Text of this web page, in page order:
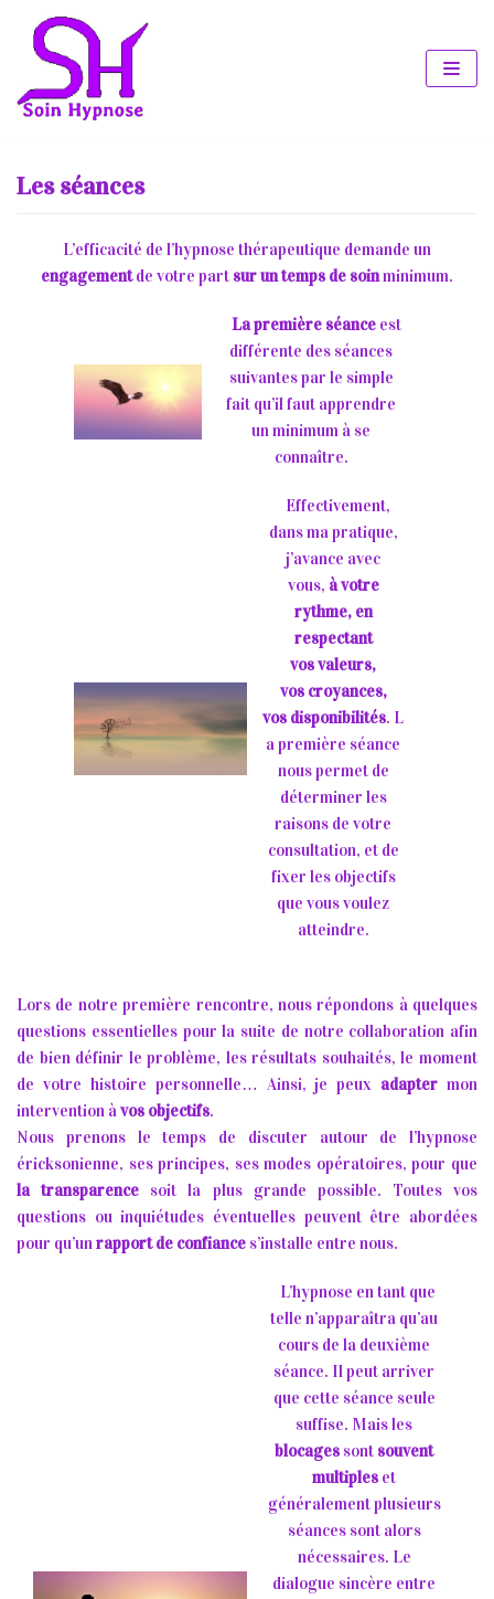
Aller
au
contenu
Les séances
L’efficacité de l’hypnose thérapeutique demande un
engagementde votre partsur un temps de soinminimum.
La première séanceest
différente des séances
suivantes par le simple
fait qu’il faut apprendre
un minimum à se
connaître.
Effectivement,
dans ma pratique,
j’avance avec
vous, à votre
rythme, en
respectant
vos valeurs,
vos croyances,
vos disponibilités. L
a première séance
nous permet de
déterminer les
raisons de votre
consultation, et de
fixer les objectifs
que vous voulez
atteindre.
Lors de notre première rencontre, nous répondons à quelques
questions essentielles pour la suite de notre collaboration afin
de bien définir le problème, les résultats souhaités, le moment
de votre histoire personnelle… Ainsi, je peux adapter mon
intervention àvos objectifs.
Nous prenons le temps de discuter autour de l’hypnose
éricksonienne, ses principes, ses modes opératoires, pour que
la transparence soit la plus grande possible. Toutes vos
questions ou inquiétudes éventuelles peuvent être abordées
pour qu’unrapport de confiance s’installe entre nous.
L’hypnose en tant que
telle n’apparaîtra qu’au
cours de la deuxième
séance. Il peut arriver
que cette séance seule
suffise. Mais les
blocages sontsouvent
multiples et
généralement plusieurs
séances sont alors
nécessaires. Le
dialogue sincère entre